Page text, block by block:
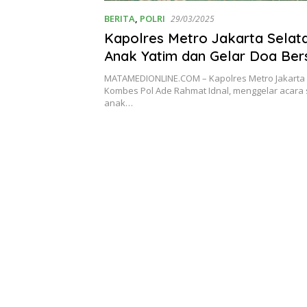
BERITA, POLRI 29/03/2025
Kapolres Metro Jakarta
Anak Yatim dan Gelar Doa
MATAMEDIONLINE.COM – Kapolres Metro
Kombes Pol Ade Rahmat Idnal, menggelar
anak…